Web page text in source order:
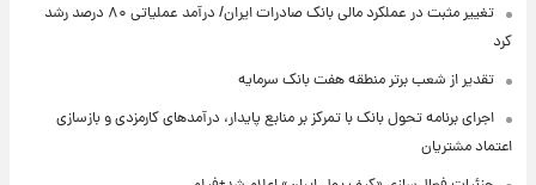
تغییر مثبت در عملکرد مالی بانک صادرات ایران/ درآمد عملیاتی ۸۰ درصد رشد
کرد
تقدیر از شعب برتر منطقه هفت بانک سرمایه
اجرای برنامه تحول بانک با تمرکز بر منابع پایدار، درآمدهای کارمزدی و بازسازی
اعتماد مشتریان